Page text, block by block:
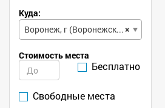
Куда:
×
Воронеж, г (Воронежская, обл)
Стоимость места
Бесплатно
Свободные места